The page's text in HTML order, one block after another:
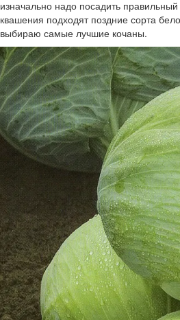
изначально надо посадить
квашения подходят поздние сорта
выбираю самые лучшие кочаны.